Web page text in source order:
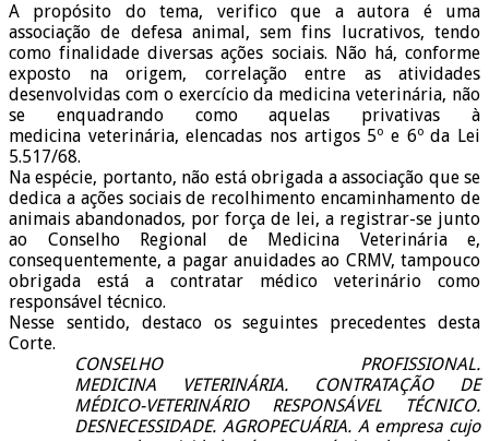
A propósito do tema, verifico que a autora é uma
associação de defesa animal, sem fins lucrativos, tendo
como finalidade diversas ações sociais. Não há, conforme
exposto na origem, correlação entre as atividades
desenvolvidas com o exercício da medicina veterinária, não
se enquadrando como aquelas privativas à
medicina veterinária, elencadas nos artigos 5º e 6º da Lei
5.517/68.
Na espécie, portanto, não está obrigada a associação que se
dedica a ações sociais de recolhimento encaminhamento de
animais abandonados, por força de lei, a registrar-se junto
ao
Conselho Regional de Medicina Veterinária
e,
consequentemente, a pagar anuidades ao CRMV, tampouco
obrigada está a contratar médico veterinário como
responsável técnico.
Nesse sentido, destaco os seguintes precedentes desta
Corte.
CONSELHO PROFISSIONAL.
MEDICINA
VETERINÁRIA. CONTRATAÇÃO DE
MÉDICO-VETERINÁRIO RESPONSÁVEL TÉCNICO.
DESNECESSIDADE. AGROPECUÁRIA. A empresa cujo